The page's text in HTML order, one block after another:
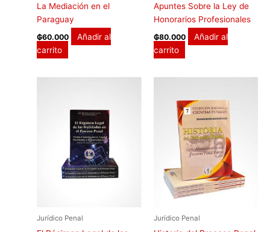
La Mediación en el
Paraguay
₲60.000
Añadir al
carrito
Apuntes Sobre la Ley de
Honorarios Profesionales
₲80.000
Añadir al
carrito
Jurídico Penal Jurídico Penal